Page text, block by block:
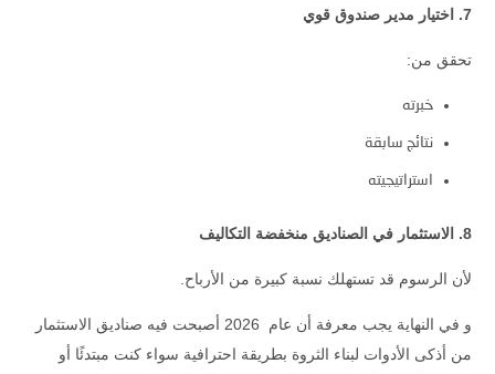
7. اختيار مدير صندوق قوي
تحقق من:
خبرته
نتائج سابقة
استراتيجيته
8. الاستثمار في الصناديق منخفضة التكاليف
لأن الرسوم قد تستهلك نسبة كبيرة من الأرباح.
و في النهاية يجب معرفة أن عام 2026 أصبحت فيه صناديق الاستثمار
من أذكى الأدوات لبناء الثروة بطريقة احترافية سواء كنت مبتدئًا أو